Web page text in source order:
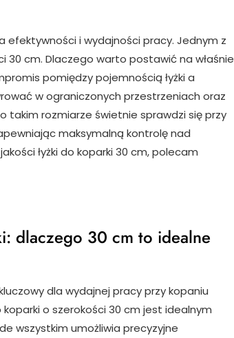
efektywności i wydajności pracy. Jednym z
30 cm. Dlaczego warto postawić na właśnie
pomiędzy pojemnością łyżki a
w ograniczonych przestrzeniach oraz
takim rozmiarze świetnie sprawdzi się przy
maksymalną kontrolę nad
łyżki do koparki 30 cm, polecam
dlaczego 30 cm to idealne
dla wydajnej pracy przy kopaniu
o szerokości 30 cm jest idealnym
wszystkim umożliwia precyzyjne